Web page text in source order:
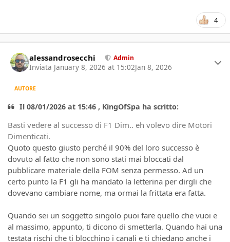
4
alessandrosecchi Admin
Inviata January 8, 2026 at 15:02Jan 8, 2026
AUTORE
Il 08/01/2026 at 15:46 , KingOfSpa ha scritto:
Basti vedere al successo di F1 Dim.. eh volevo dire Motori
Dimenticati.
Quoto questo giusto perché il 90% del loro successo è
dovuto al fatto che non sono stati mai bloccati dal
pubblicare materiale della FOM senza permesso. Ad un
certo punto la F1 gli ha mandato la letterina per dirgli che
dovevano cambiare nome, ma ormai la frittata era fatta.
Quando sei un soggetto singolo puoi fare quello che vuoi e
al massimo, appunto, ti dicono di smetterla. Quando hai una
testata rischi che ti blocchino i canali e ti chiedano anche i